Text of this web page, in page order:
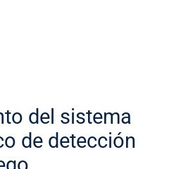
del sistema
de detección